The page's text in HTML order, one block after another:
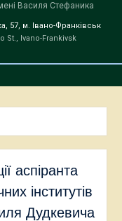
Василя Стефаника
57, м. Івано-Франківськ
St., Ivano-Frankivsk
аспіранта
інститутів
Дудкевича